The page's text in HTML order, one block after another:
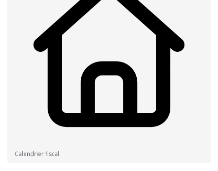
Calendrier fiscal